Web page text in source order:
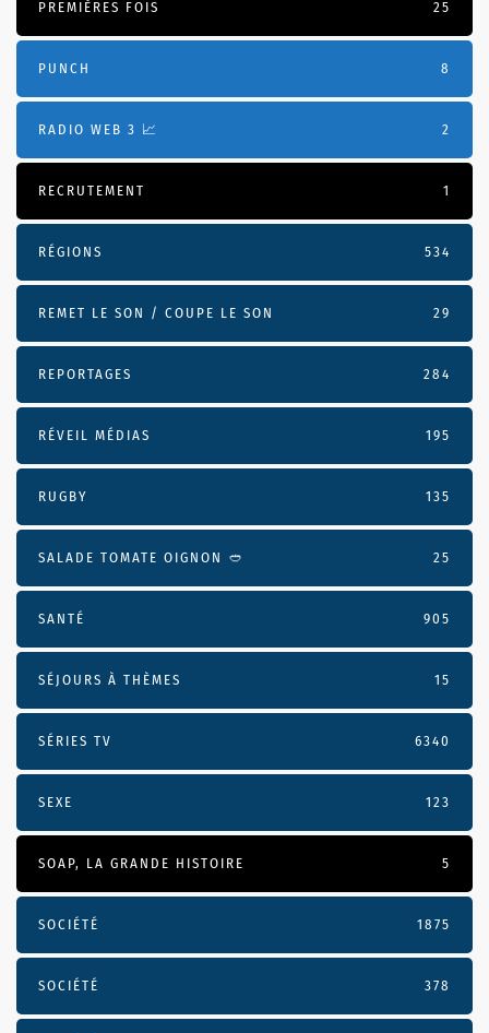
PREMIÈRES FOIS 25
PUNCH 8
RADIO WEB 3 📈 2
RECRUTEMENT 1
RÉGIONS 534
REMET LE SON / COUPE LE SON 29
REPORTAGES 284
RÉVEIL MÉDIAS 195
RUGBY 135
SALADE TOMATE OIGNON 🥙 25
SANTÉ 905
SÉJOURS À THÈMES 15
SÉRIES TV 6340
SEXE 123
SOAP, LA GRANDE HISTOIRE 5
SOCIÉTÉ 1875
SOCIÉTÉ 378